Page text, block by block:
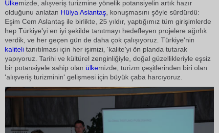
Ülkemizde, alışveriş turizmine yönelik potansiyelin artık hazır
olduğunu anlatan Hülya Aslantaş , konuşmasını şöyle sürdürdü:
Eşim Cem Aslantaş ile birlikte, 25 yıldır, yaptığımız tüm girişimlerde
hep Türkiye'yi en iyi şekilde tanıtmayı hedefleyen projelere ağırlık
verdik, ve her geçen gün de daha çok çalışıyoruz. Türkiye'nin
kaliteli tanıtılması için her işimizi, 'kalite'yi ön planda tutarak
yapıyoruz. Tarihi ve kültürel zenginliğiyle, doğal güzellikleriyle eşsiz
bir potansiyele sahip olan ülkemizde, turizm çeşitlerinden biri olan
'alışveriş turizminin' gelişmesi için büyük çaba harcıyoruz.